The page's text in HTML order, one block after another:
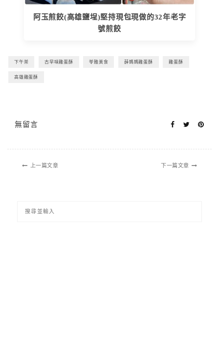
阿玉煎餃(高雄鹽埕)堅持現包現做的32年老字
號煎餃
下午茶 古早味雞蛋酥 苓雅美食 薛媽媽雞蛋酥 雞蛋酥
高雄雞蛋酥
無留言
上一篇文章 下一篇文章